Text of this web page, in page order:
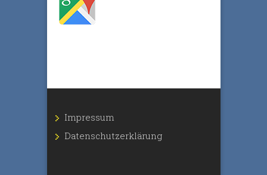
Impressum
Datenschutz­erklärung